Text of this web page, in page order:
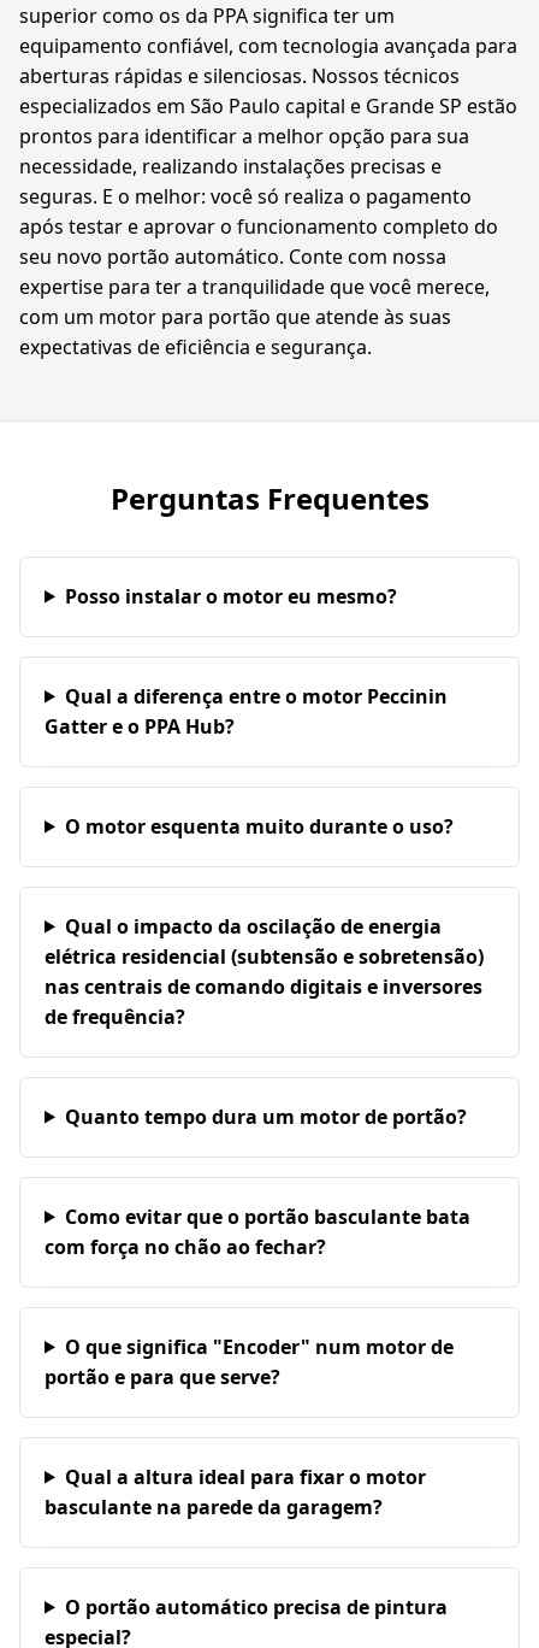
superior como os da PPA significa ter um
equipamento confiável, com tecnologia avançada para
aberturas rápidas e silenciosas. Nossos técnicos
especializados em São Paulo capital e Grande SP estão
prontos para identificar a melhor opção para sua
necessidade, realizando instalações precisas e
seguras. E o melhor: você só realiza o pagamento
após testar e aprovar o funcionamento completo do
seu novo portão automático. Conte com nossa
expertise para ter a tranquilidade que você merece,
com um motor para portão que atende às suas
expectativas de eficiência e segurança.
Perguntas Frequentes
Posso instalar o motor eu mesmo?
Qual a diferença entre o motor Peccinin
Gatter e o PPA Hub?
O motor esquenta muito durante o uso?
Qual o impacto da oscilação de energia
elétrica residencial (subtensão e sobretensão)
nas centrais de comando digitais e inversores
de frequência?
Quanto tempo dura um motor de portão?
Como evitar que o portão basculante bata
com força no chão ao fechar?
O que significa "Encoder" num motor de
portão e para que serve?
Qual a altura ideal para fixar o motor
basculante na parede da garagem?
O portão automático precisa de pintura
especial?